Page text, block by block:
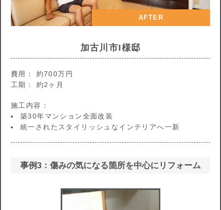
AFTER
加古川市I様邸
費用： 約700万円
工期： 約2ヶ月
施工内容：
築30年マンション全面改装
統一されたスタイリッシュなインテリアへ一新
事例3：傷みの気になる箇所を中心にリフォーム